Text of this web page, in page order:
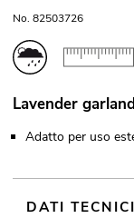
No. 82503726
Lavender
Adatto per uso
DATI TECNICI